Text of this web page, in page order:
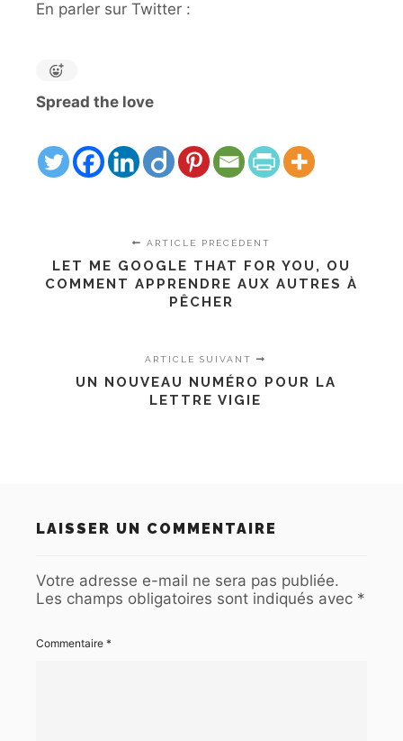
En parler sur Twitter :
Spread the love
ARTICLE PRÉCÉDENT
LET ME GOOGLE THAT FOR YOU, OU
COMMENT APPRENDRE AUX AUTRES À
PÊCHER
ARTICLE SUIVANT
UN NOUVEAU NUMÉRO POUR LA
LETTRE VIGIE
LAISSER UN COMMENTAIRE
Votre adresse e-mail ne sera pas publiée.
Les champs obligatoires sont indiqués avec *
Commentaire *